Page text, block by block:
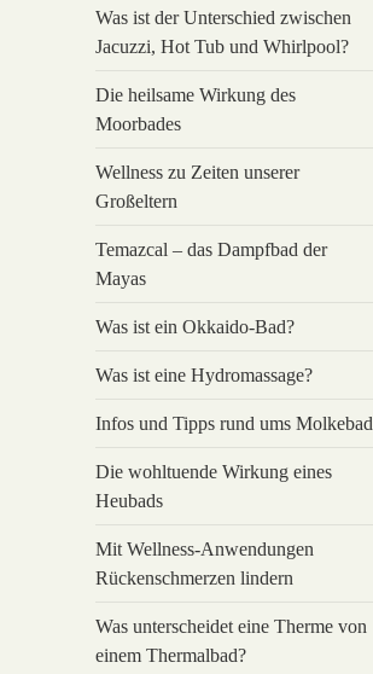
Was ist der Unterschied zwischen
Jacuzzi, Hot Tub und Whirlpool?
Die heilsame Wirkung des
Moorbades
Wellness zu Zeiten unserer
Großeltern
Temazcal – das Dampfbad der
Mayas
Was ist ein Okkaido-Bad?
Was ist eine Hydromassage?
Infos und Tipps rund ums Molkebad
Die wohltuende Wirkung eines
Heubads
Mit Wellness-Anwendungen
Rückenschmerzen lindern
Was unterscheidet eine Therme von
einem Thermalbad?